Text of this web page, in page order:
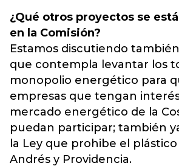
¿Qué otros proyectos se
en la Comisión?
Estamos discutiendo
que contempla levantar los
monopolio energético para
empresas que tengan
mercado energético de la
puedan participar; también
la Ley que prohibe el plástico
Andrés y Providencia.